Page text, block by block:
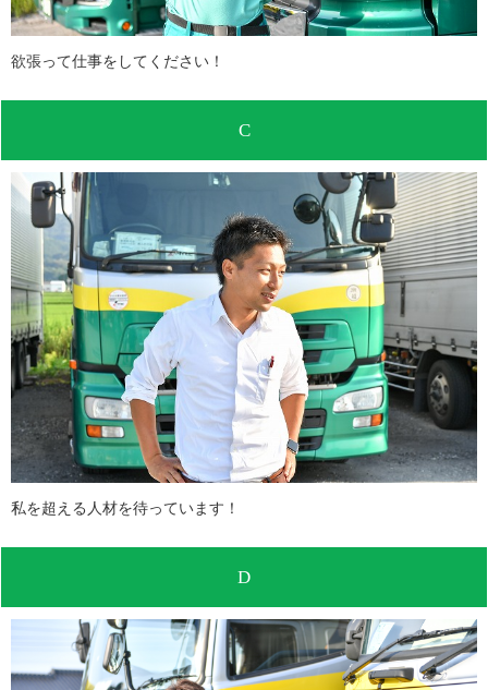
欲張って仕事をしてください！
C
私を超える人材を待っています！
D